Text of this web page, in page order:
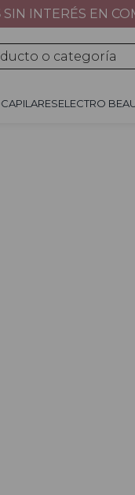
ENVÍO GRATIS
o categoría
CAPILARESELECTRO